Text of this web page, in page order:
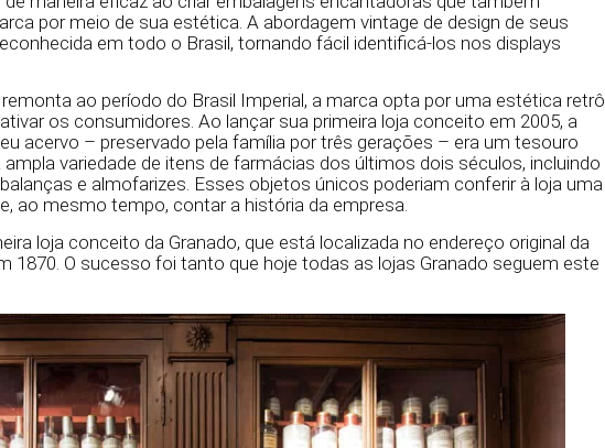
por meio de sua estética. A abordagem vintage de design de seus
em todo o Brasil, tornando fácil identificá-los nos displays
ao período do Brasil Imperial, a marca opta por uma estética retrô
os consumidores. Ao lançar sua primeira loja conceito em 2005, a
acervo – preservado pela família por três gerações – era um tesouro
variedade de itens de farmácias dos últimos dois séculos, incluindo
e almofarizes. Esses objetos únicos poderiam conferir à loja uma
ao mesmo tempo, contar a história da empresa.
loja conceito da Granado, que está localizada no endereço original da
1870. O sucesso foi tanto que hoje todas as lojas Granado seguem este